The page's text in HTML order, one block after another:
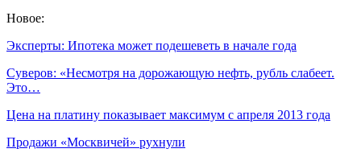
Новое:
Эксперты: Ипотека может подешеветь в начале года
Суверов: «Несмотря на дорожающую нефть, рубль слабеет.
Это…
Цена на платину показывает максимум с апреля 2013 года
Продажи «Москвичей» рухнули